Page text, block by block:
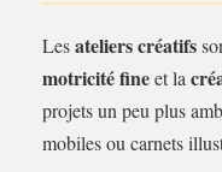
Lesateliers créatifs
motricité fineet la
projets un peu plus
mobiles ou carnets